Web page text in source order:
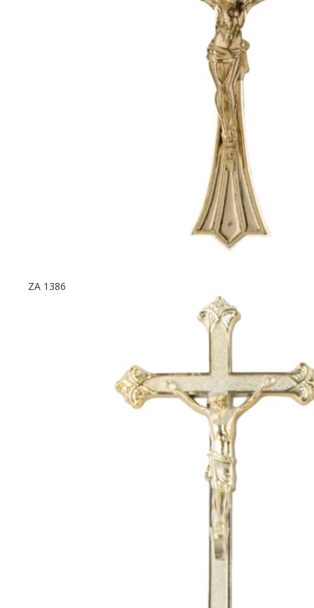
ZA 1386